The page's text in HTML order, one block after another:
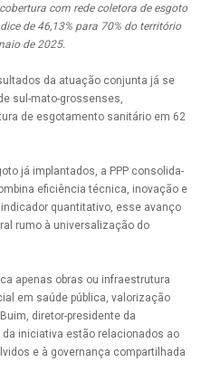
com rede coletora de esgoto
de 46,13% para 70% do território
de 2025.
da atuação conjunta já se
sul-mato-grossenses,
de esgotamento sanitário em 62
já implantados, a PPP consolida-
eficiência técnica, inovação e
quantitativo, esse avanço
rumo à universalização do
apenas obras ou infraestrutura
em saúde pública, valorização
diretor-presidente da
iniciativa estão relacionados ao
e à governança compartilhada